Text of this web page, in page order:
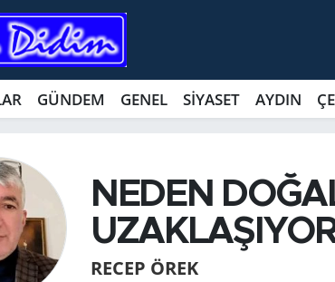
GÜNDEM GENEL SİYASET AYDIN
NEDEN
RECEP ÖREK
ve Fikstür